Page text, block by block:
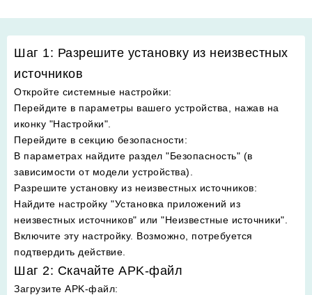
Шаг 1: Разрешите установку из неизвестных
источников
Откройте системные настройки:
Перейдите в параметры вашего устройства, нажав на
иконку "Настройки".
Перейдите в секцию безопасности:
В параметрах найдите раздел "Безопасность" (в
зависимости от модели устройства).
Разрешите установку из неизвестных источников:
Найдите настройку "Установка приложений из
неизвестных источников" или "Неизвестные источники".
Включите эту настройку. Возможно, потребуется
подтвердить действие.
Шаг 2: Скачайте APK-файл
Загрузите APK-файл: